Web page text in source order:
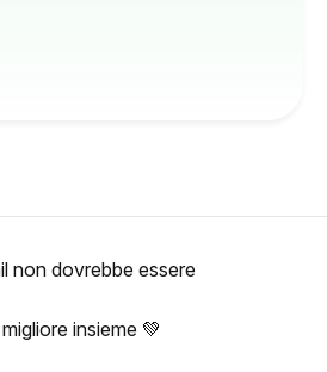
non dovrebbe essere
insieme 💚